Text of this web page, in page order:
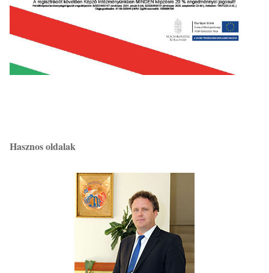
Hasznos oldalak